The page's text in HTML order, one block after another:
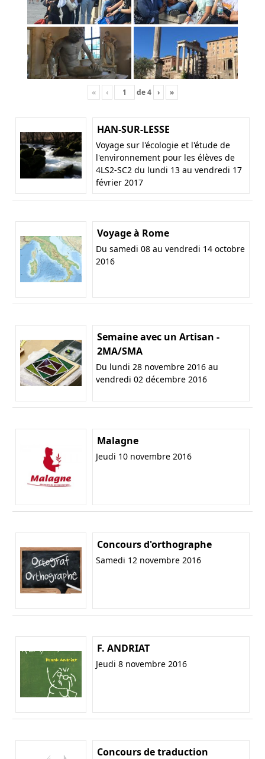
« ‹ de4 › »
HAN-SUR-LESSE
Voyage sur l'écologie et l'étude de
l'environnement pour les élèves de
4LS2-SC2 du lundi 13 au vendredi 17
février 2017
Voyage à Rome
Du samedi 08 au vendredi 14 octobre
2016
Semaine avec un Artisan -
2MA/SMA
Du lundi 28 novembre 2016 au
vendredi 02 décembre 2016
Malagne
Jeudi 10 novembre 2016
Concours d'orthographe
Samedi 12 novembre 2016
F. ANDRIAT
Jeudi 8 novembre 2016
Concours de traduction